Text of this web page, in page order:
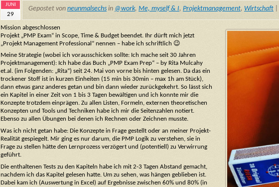
JUNI
29
Gepostet von neunmalsechs in @work, Me, myself & I, Projektmanagement, Wirtschaft
Mission abgeschlossen
Projekt „PMP Exam“ in Scope, Time & Budget beendet. Ihr dürft mich jetzt
„Projekt Management Professional“ nennen – habe ich schriftlich 😉
Meine Strategie (wobei ich vorausschicken sollte: Ich mache seit 30 Jahren
Projektmanagement): Ich habe das Buch „PMP Exam Prep“ – by Rita Mulcahy
et.al. (im Folgenden: „Rita“) seit 24. Mai von vorne bis hinten gelesen. Da das ein
trockener Stoff ist in kurzen Einheiten (15 min bis 30min – max 1h am Stück),
dann etwas ganz anderes getan und bin dann wieder zurückgekehrt. So lässt sich
ein Kapitel in einer Zeit von 1 bis 3 Tagen bewältigen und ich konnte mir die
Konzepte trotzdem einprägen. Zu allen Listen, Formeln, externen theoretischen
Konzepten und Tools und Techniken habe ich mir die Seitenzahlen notiert.
Ebenso zu allen Übungen bei denen ich Rechnen oder Zeichnen musste.
Was ich nicht getan habe: Die Konzepte in Frage gestellt oder an meiner Projekt-
Realität gespiegelt. Mir ging es nur darum, die PMP Logik zu verstehen, sie in
Frage zu stellen hätte den Lernprozess verzögert und (potentiell) zu Verwirrung
geführt.
Die enthaltenen Tests zu den Kapiteln habe ich mit 2-3 Tagen Abstand gemacht,
nachdem ich das Kapitel gelesen hatte. Um zu sehen, was hängen geblieben ist.
Dabei kam ich (Auswertung in Excel) auf Ergebnisse zwischen 60% und 80% (in